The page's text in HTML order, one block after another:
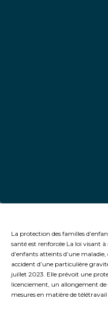
La protection des familles
santé est renforcée La loi visant
d’enfants atteints d’une
accident d’une particulière
juillet 2023. Elle prévoit une
licenciement, un allongement de
mesures en matière de